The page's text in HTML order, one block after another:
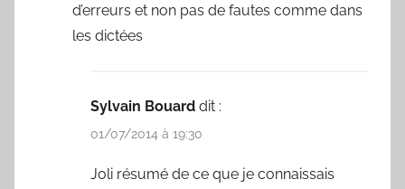
d’erreurs et non pas de fautes comme dans
les dictées
Sylvain Bouard dit :
01/07/2014 à 19:30
Joli résumé de ce que je connaissais